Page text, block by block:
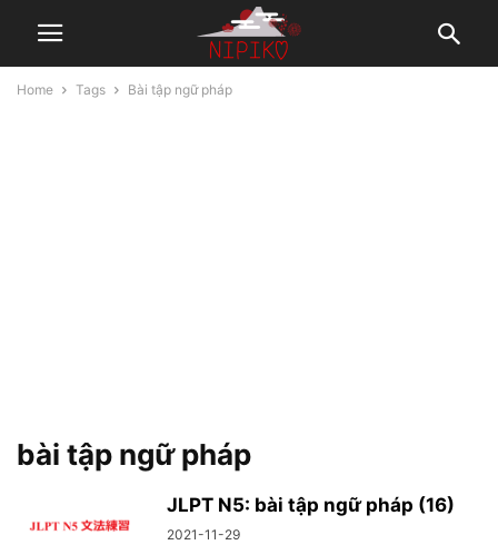
Home Tags Bài tập ngữ pháp
bài tập ngữ pháp
JLPT N5: bài tập ngữ pháp (16)
2021-11-29